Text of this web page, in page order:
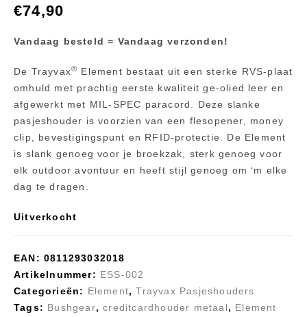
€74,90
Vandaag besteld = Vandaag verzonden!
De Trayvax® Element bestaat uit een sterke RVS-plaat
omhuld met prachtig eerste kwaliteit ge-olied leer en
afgewerkt met MIL-SPEC paracord. Deze slanke
pasjeshouder is voorzien van een flesopener, money
clip, bevestigingspunt en RFID-protectie. De Element
is slank genoeg voor je broekzak, sterk genoeg voor
elk outdoor avontuur en heeft stijl genoeg om ‘m elke
dag te dragen.
Uitverkocht
EAN: 0811293032018
Artikelnummer: ESS-002
Categorieën: Element,Trayvax Pasjeshouders
Tags: Bushgear,creditcardhouder metaal, Element